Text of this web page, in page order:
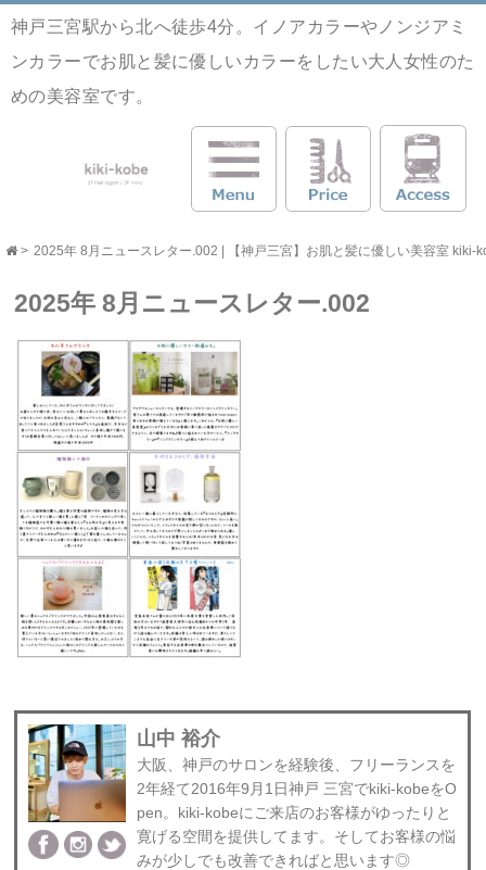
神戸三宮駅から北へ徒歩4分。イノアカラーやノンジアミ
ンカラーでお肌と髪に優しいカラーをしたい大人女性のた
めの美容室です。
> 2025年 8月ニュースレター.002 | 【神戸三宮】お肌と髪に優しい美容室 kiki-
2025年 8月ニュースレター.002
山中 裕介
大阪、神戸のサロンを経験後、フリーランスを
2年経て2016年9月1日神戸 三宮でkiki-kobeをO
pen。kiki-kobeにご来店のお客様がゆったりと
寛げる空間を提供してます。そしてお客様の悩
みが少しでも改善できればと思います◎